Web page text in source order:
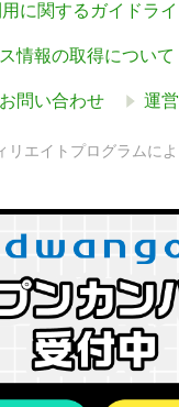
に関するガイドラ
情報の取得について
問い合わせ 運
リエイトプログラムに